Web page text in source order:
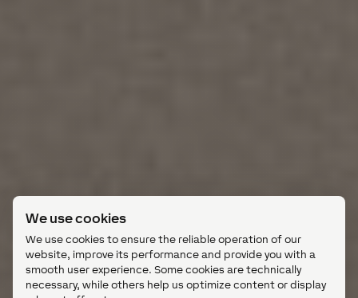
We use cookies
We use cookies to ensure the reliable operation of our
website, improve its performance and provide you with a
smooth user experience. Some cookies are technically
necessary, while others help us optimize content or display